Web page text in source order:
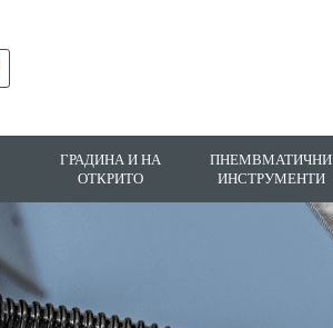
ГРАДИНА И НА
ОТКРИТО
ПНЕМВМАТИЧНИ
ИНСТРУМЕНТИ